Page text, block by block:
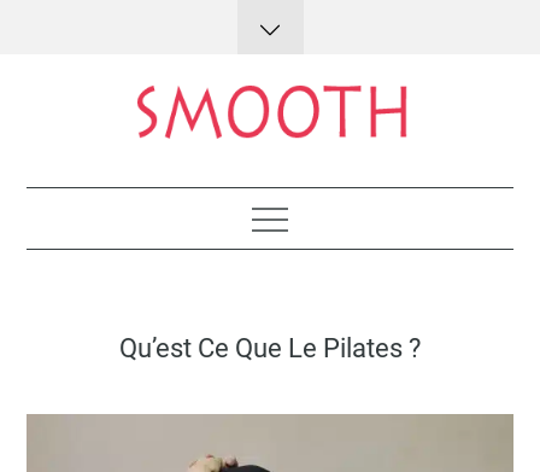
on
Qu’est Ce Que Le Pilates ?